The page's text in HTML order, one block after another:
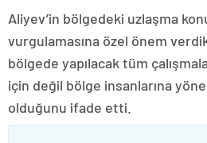
Aliyev’in bölgedeki uzlaşma
vurgulamasına özel önem
bölgede yapılacak tüm
için değil bölge insanlarına
olduğunu ifade etti.